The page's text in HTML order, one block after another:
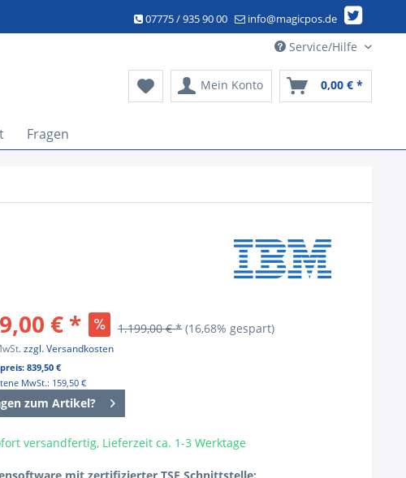
07775 / 935 90 00 info@magicpos.de
Service/Hilfe
Mein Konto 0,00 € *
Fragen
€ *
1.199,00 € * (16,68% gespart)
zzgl. Versandkosten
839,50 €
MwSt.: 159,50 €
zum Artikel?
versandfertig, Lieferzeit ca. 1-3 Werktage